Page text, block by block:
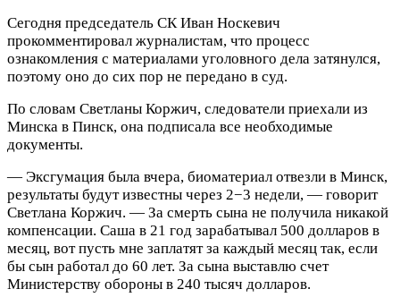
Сегодня председатель СК Иван Носкевич
прокомментировал журналистам, что процесс
ознакомления с материалами уголовного дела затянулся,
поэтому оно до сих пор не передано в суд.
По словам Светланы Коржич, следователи приехали из
Минска в Пинск, она подписала все необходимые
документы.
— Эксгумация была вчера, биоматериал отвезли в Минск,
результаты будут известны через 2−3 недели, — говорит
Светлана Коржич. — За смерть сына не получила никакой
компенсации. Саша в 21 год зарабатывал 500 долларов в
месяц, вот пусть мне заплатят за каждый месяц так, если
бы сын работал до 60 лет. За сына выставлю счет
Министерству обороны в 240 тысяч долларов.